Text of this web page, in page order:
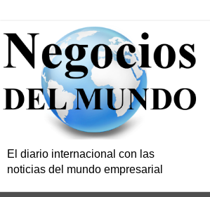
El diario internacional con las
noticias del mundo empresarial